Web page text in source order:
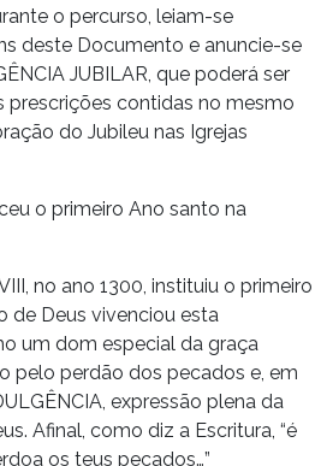
o percurso, leiam-se
deste Documento e anuncie-se
JUBILAR, que poderá ser
prescrições contidas no mesmo
do Jubileu nas Igrejas
o primeiro Ano santo na
no ano 1300, instituiu o primeiro
de Deus vivenciou esta
um dom especial da graça
pelo perdão dos pecados e, em
expressão plena da
Afinal, como diz a Escritura, “é
os teus pecados…”